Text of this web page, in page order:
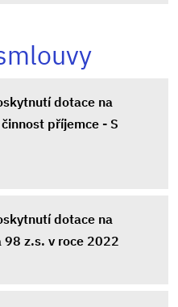
dotace na
příjemce - S
dotace na
98 z.s. v roce 2022